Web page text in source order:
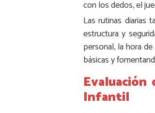
con los dedos, el
Las rutinas diarias
estructura y
personal, la hora
básicas y
Infantil